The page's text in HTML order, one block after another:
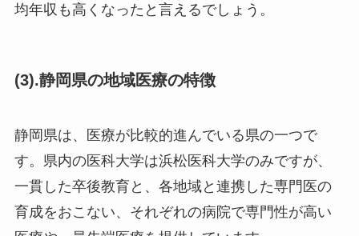
均年収も高くなったと言えるでしょう。
(3).静岡県の地域医療の特徴
静岡県は、医療が比較的進んでいる県の一つで
す。県内の医科大学は浜松医科大学のみですが、
一貫した卒後教育と、各地域と連携した専門医の
育成をおこない、それぞれの病院で専門性が高い